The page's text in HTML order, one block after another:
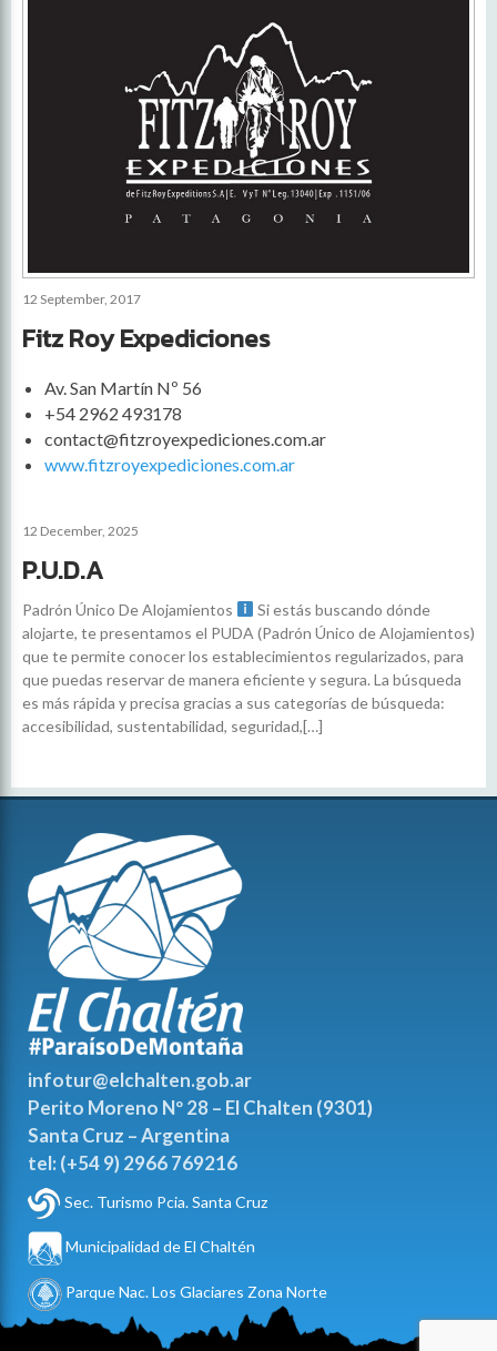
12 September, 2017
Fitz Roy Expediciones
Av. San Martín Nº 56
+54 2962 493178
contact@fitzroyexpediciones.com.ar
www.fitzroyexpediciones.com.ar
12 December, 2025
P.U.D.A
Padrón Único De Alojamientos
Si estás buscando dónde
alojarte, te presentamos el PUDA (Padrón Único de Alojamientos)
que te permite conocer los establecimientos regularizados, para
que puedas reservar de manera eficiente y segura. La búsqueda
es más rápida y precisa gracias a sus categorías de búsqueda:
accesibilidad, sustentabilidad, seguridad,[…]
infotur@elchalten.gob.ar
Perito Moreno Nº 28 – El Chalten (9301)
Santa Cruz – Argentina
tel: (+54 9) 2966 769216
Sec. Turismo Pcia. Santa Cruz
Municipalidad de El Chaltén
Parque Nac. Los Glaciares Zona Norte